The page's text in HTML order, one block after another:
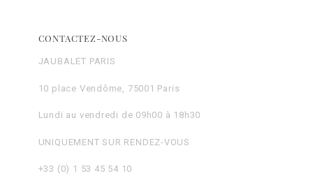
CONTACTEZ-NOUS
JAUBALET PARIS
10 place Vendôme, 75001 Paris
Lundi au vendredi de 09h00 à 18h30
UNIQUEMENT SUR RENDEZ-VOUS
+33 (0) 1 53 45 54 10